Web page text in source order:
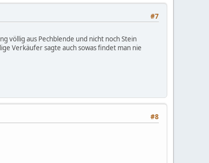
#7
völlig aus Pechblende und nicht noch Stein
Verkäufer sagte auch sowas findet man nie
#8